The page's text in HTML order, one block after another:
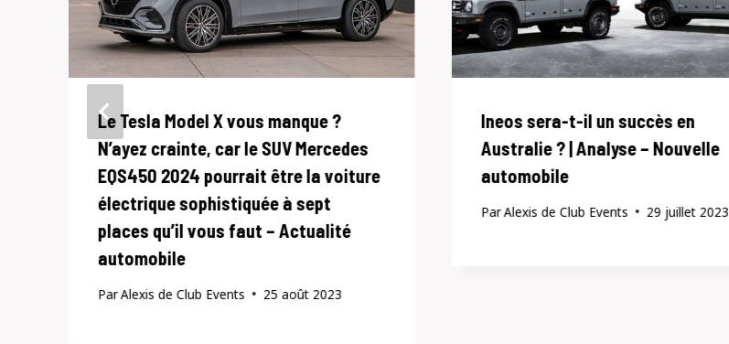
Le Tesla Model X vous manque ?
N’ayez crainte, car le SUV Mercedes
EQS450 2024 pourrait être la voiture
électrique sophistiquée à sept
places qu’il vous faut – Actualité
automobile
ParAlexis de Club Events 25 août 2023
Ineos sera-t-il un succès en
Australie ? | Analyse – Nouvelle
automobile
ParAlexis de Club Events 29 juillet 2023